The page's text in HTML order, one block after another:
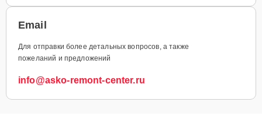
Email
Для отправки более детальных вопросов, а также
пожеланий и предложений
info@asko-remont-center.ru